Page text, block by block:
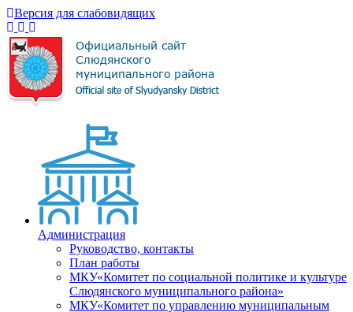
Версия для слабовидящих
Администрация
Руководство, контакты
План работы
МКУ«Комитет по социальной политике и культуре
Слюдянского муниципального района»
МКУ«Комитет по управлению муниципальным